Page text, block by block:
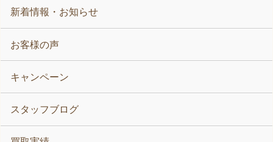
新着情報・お知らせ
お客様の声
キャンペーン
スタッフブログ